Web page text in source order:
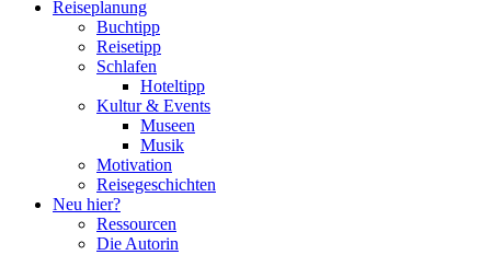
Reiseplanung
Buchtipp
Reisetipp
Schlafen
Hoteltipp
Kultur & Events
Museen
Musik
Motivation
Reisegeschichten
Neu hier?
Ressourcen
Die Autorin